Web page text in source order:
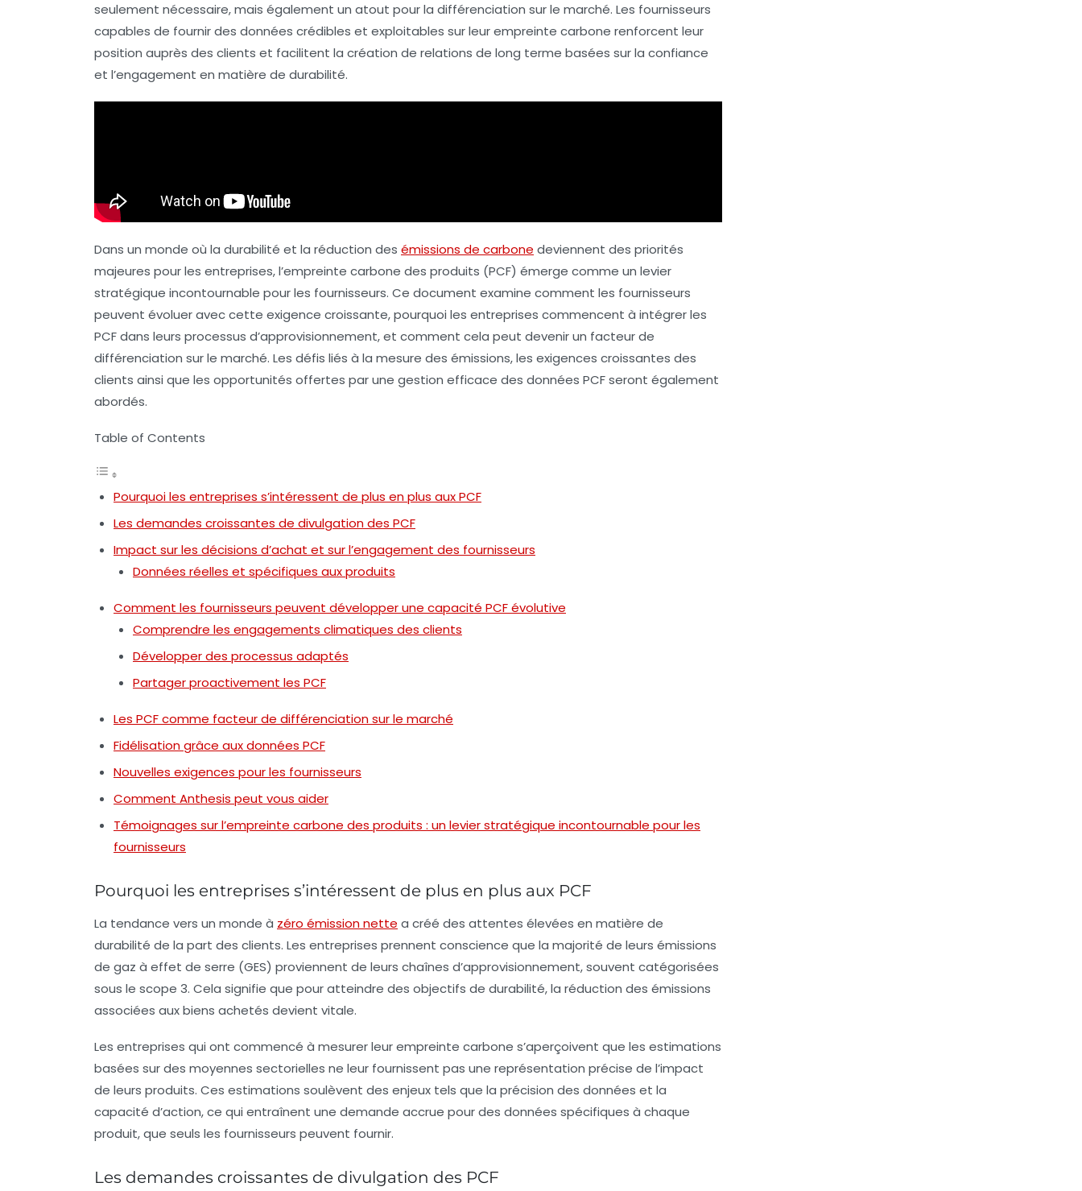
seulement nécessaire, mais également un atout pour la différenciation sur le marché. Les fournisseurs
capables de fournir des données crédibles et exploitables sur leur empreinte carbone renforcent leur
position auprès des clients et facilitent la création de relations de long terme basées sur la confiance
et l’engagement en matière de durabilité.
Dans un monde où la durabilité et la réduction des émissions de carbone deviennent des priorités
majeures pour les entreprises, l’empreinte carbone des produits (PCF) émerge comme un levier
stratégique incontournable pour les fournisseurs. Ce document examine comment les fournisseurs
peuvent évoluer avec cette exigence croissante, pourquoi les entreprises commencent à intégrer les
PCF dans leurs processus d’approvisionnement, et comment cela peut devenir un facteur de
différenciation sur le marché. Les défis liés à la mesure des émissions, les exigences croissantes des
clients ainsi que les opportunités offertes par une gestion efficace des données PCF seront également
abordés.
Table of Contents
Pourquoi les entreprises s’intéressent de plus en plus aux PCF
Les demandes croissantes de divulgation des PCF
Impact sur les décisions d’achat et sur l’engagement des fournisseurs
Données réelles et spécifiques aux produits
Comment les fournisseurs peuvent développer une capacité PCF évolutive
Comprendre les engagements climatiques des clients
Développer des processus adaptés
Partager proactivement les PCF
Les PCF comme facteur de différenciation sur le marché
Fidélisation grâce aux données PCF
Nouvelles exigences pour les fournisseurs
Comment Anthesis peut vous aider
Témoignages sur l’empreinte carbone des produits : un levier stratégique incontournable pour les
fournisseurs
Pourquoi les entreprises s’intéressent de plus en plus aux PCF
La tendance vers un monde à zéro émission nette a créé des attentes élevées en matière de
durabilité de la part des clients. Les entreprises prennent conscience que la majorité de leurs émissions
de gaz à effet de serre (GES) proviennent de leurs chaînes d’approvisionnement, souvent catégorisées
sous le scope 3. Cela signifie que pour atteindre des objectifs de durabilité, la réduction des émissions
associées aux biens achetés devient vitale.
Les entreprises qui ont commencé à mesurer leur empreinte carbone s’aperçoivent que les estimations
basées sur des moyennes sectorielles ne leur fournissent pas une représentation précise de l’impact
de leurs produits. Ces estimations soulèvent des enjeux tels que la précision des données et la
capacité d’action, ce qui entraînent une demande accrue pour des données spécifiques à chaque
produit, que seuls les fournisseurs peuvent fournir.
Les demandes croissantes de divulgation des PCF